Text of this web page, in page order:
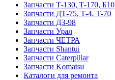
Запчасти Т-130, Т-170, Б10
Запчасти ДТ-75, Т-4, Т-70
Запчасти ДЗ-98
Запчасти Урал
Запчасти ЧЕТРА
Запчасти Shantui
Запчасти Caterpillar
Запчасти Komatsu
Каталоги для ремонта